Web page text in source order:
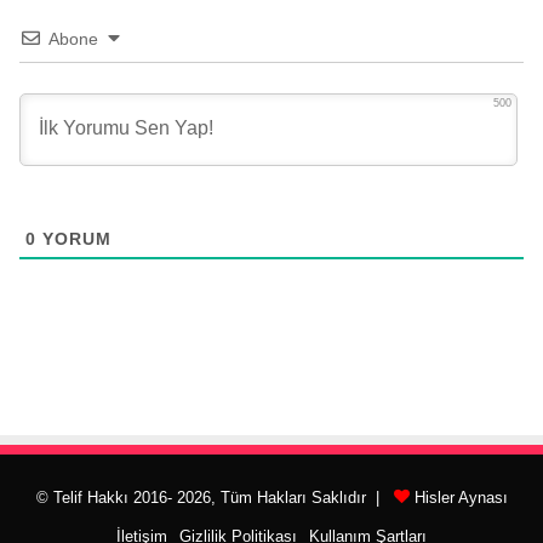
Abone
500
0 YORUM
© Telif Hakkı 2016- 2026, Tüm Hakları Saklıdır | Hisler Aynası
İletişim Gizlilik Politikası Kullanım Şartları